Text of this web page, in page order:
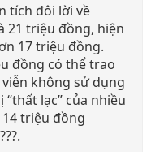
tích đôi lời về
21 triệu đồng, hiện
17 triệu đồng.
đồng có thể trao
không sử dụng
lạc” của nhiều
triệu đồng